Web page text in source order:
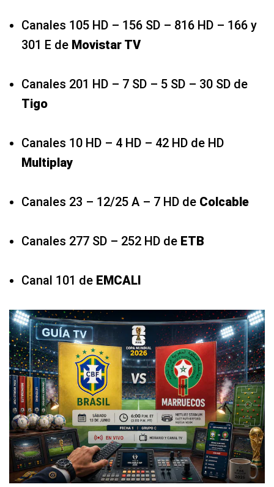
Canales 105 HD – 156 SD – 816 HD – 166 y
301 E de Movistar TV
Canales 201 HD – 7 SD – 5 SD – 30 SD de
Tigo
Canales 10 HD – 4 HD – 42 HD de HD
Multiplay
Canales 23 – 12/25 A – 7 HD de Colcable
Canales 277 SD – 252 HD de ETB
Canal 101 de EMCALI